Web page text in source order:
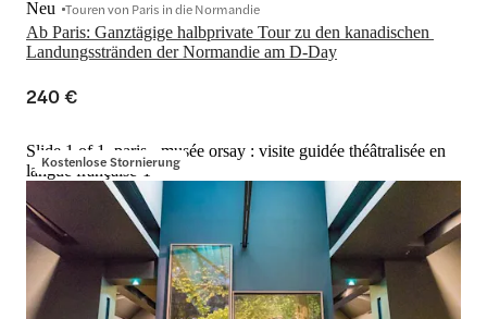
Ab Paris: Ganztägige halbprivate Tour zu den kanadischen
Landungsstränden der Normandie am D-Day
Neu Touren von Paris in die Normandie
240 €
Kostenlose Stornierung
Slide 1 of 1, paris - musée orsay : visite guidée théâtralisée en
langue française-1